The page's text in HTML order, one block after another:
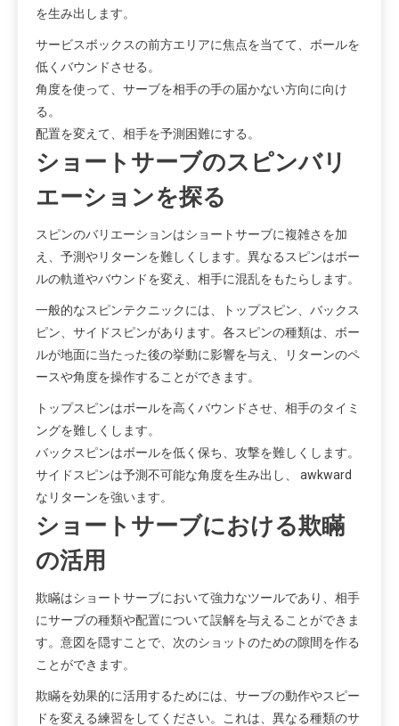
を生み出します。
サービスボックスの前方エリアに焦点を当てて、ボールを
低くバウンドさせる。
角度を使って、サーブを相手の手の届かない方向に向け
る。
配置を変えて、相手を予測困難にする。
ショートサーブのスピンバリ
エーションを探る
スピンのバリエーションはショートサーブに複雑さを加
え、予測やリターンを難しくします。異なるスピンはボー
ルの軌道やバウンドを変え、相手に混乱をもたらします。
一般的なスピンテクニックには、トップスピン、バックス
ピン、サイドスピンがあります。各スピンの種類は、ボー
ルが地面に当たった後の挙動に影響を与え、リターンのペ
ースや角度を操作することができます。
トップスピンはボールを高くバウンドさせ、相手のタイミ
ングを難しくします。
バックスピンはボールを低く保ち、攻撃を難しくします。
サイドスピンは予測不可能な角度を生み出し、 awkward
なリターンを強います。
ショートサーブにおける欺瞞
の活用
欺瞞はショートサーブにおいて強力なツールであり、相手
にサーブの種類や配置について誤解を与えることができま
す。意図を隠すことで、次のショットのための隙間を作る
ことができます。
欺瞞を効果的に活用するためには、サーブの動作やスピー
ドを変える練習をしてください。これは、異なる種類のサ